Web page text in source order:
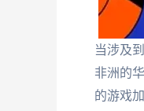
当涉及
非洲的
的游戏